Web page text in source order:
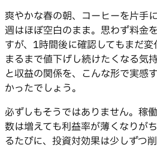
爽やかな春の朝、コーヒーを片手
週はほぼ空白のまま。思わず料金
すが、1時間後に確認してもまだ
まるまで値下げし続けたくなる気
と収益の関係を、こんな形で実感
かったでしょう。
必ずしもそうではありません。稼
数は増えても利益率が薄くなりが
るたびに、投資対効果は少しずつ削